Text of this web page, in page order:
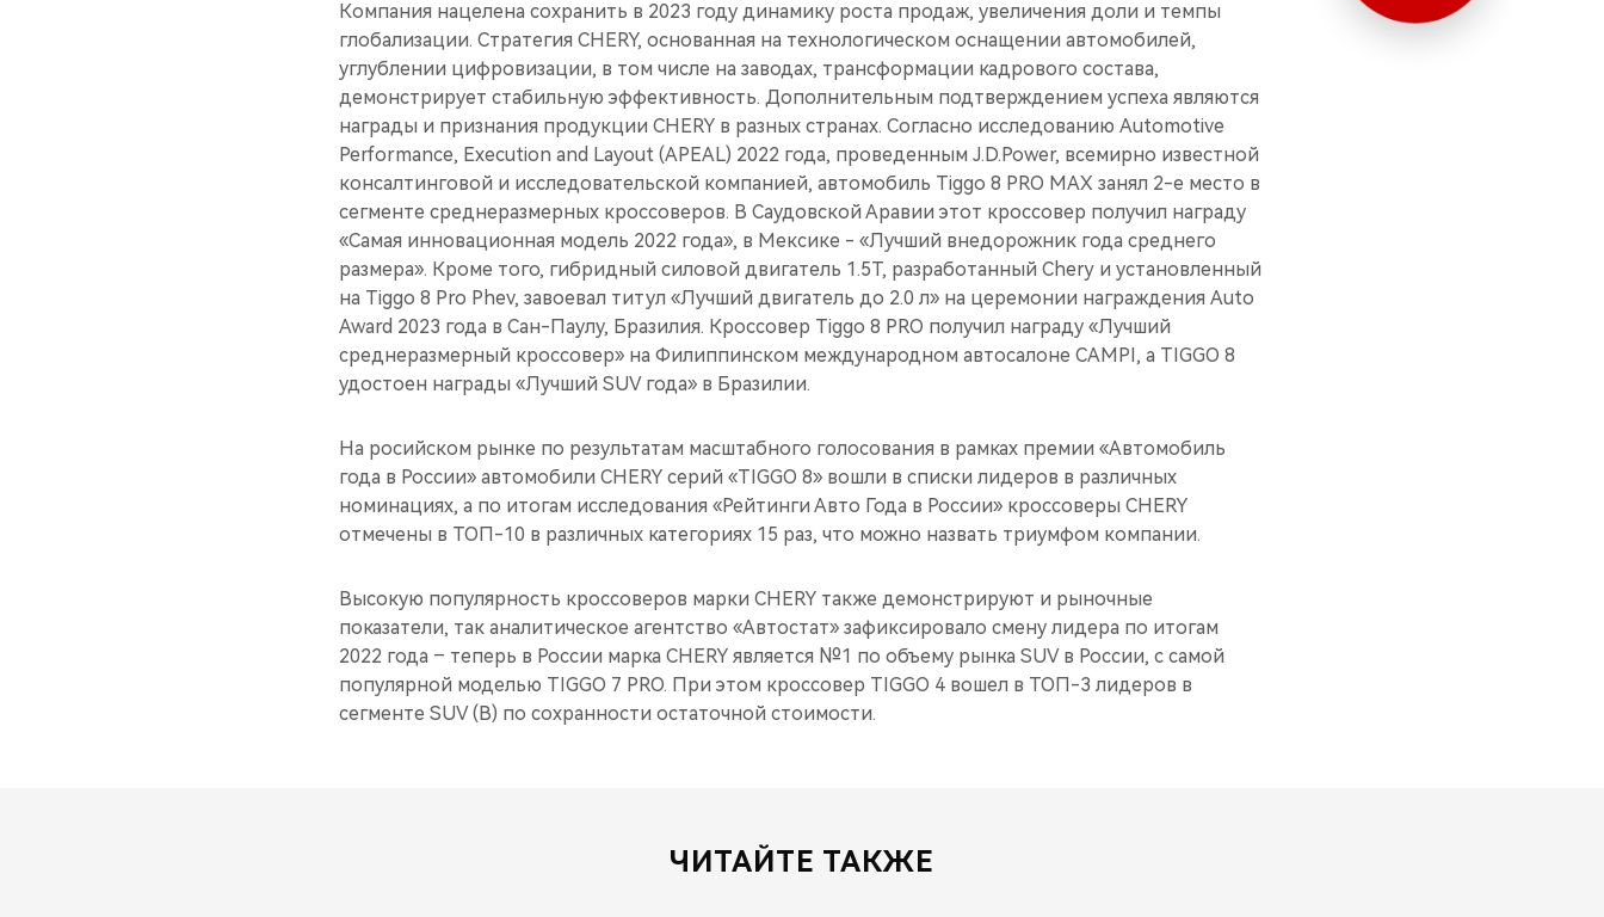
Компания нацелена сохранить в 2023 году динамику роста продаж, увеличения доли и темпы
глобализации. Стратегия CHERY, основанная на технологическом оснащении автомобилей,
углублении цифровизации, в том числе на заводах, трансформации кадрового состава,
демонстрирует стабильную эффективность. Дополнительным подтверждением успеха являются
награды и признания продукции CHERY в разных странах. Согласно исследованию Automotive
Performance, Execution and Layout (APEAL) 2022 года, проведенным J.D.Power, всемирно известной
консалтинговой и исследовательской компанией, автомобиль Tiggo 8 PRO MAX занял 2-е место в
сегменте среднеразмерных кроссоверов. В Саудовской Аравии этот кроссовер получил награду
«Самая инновационная модель 2022 года», в Мексике - «Лучший внедорожник года среднего
размера». Кроме того, гибридный силовой двигатель 1.5T, разработанный Chery и установленный
на Tiggo 8 Pro Phev, завоевал титул «Лучший двигатель до 2.0 л» на церемонии награждения Auto
Award 2023 года в Сан-Паулу, Бразилия. Кроссовер Tiggo 8 PRO получил награду «Лучший
среднеразмерный кроссовер» на Филиппинском международном автосалоне CAMPI, а TIGGO 8
удостоен награды «Лучший SUV года» в Бразилии.
На росийском рынке по результатам масштабного голосования в рамках премии «Автомобиль
года в России» автомобили CHERY серий «TIGGO 8» вошли в списки лидеров в различных
номинациях, а по итогам исследования «Рейтинги Авто Года в России» кроссоверы CHERY
отмечены в ТОП-10 в различных категориях 15 раз, что можно назвать триумфом компании.
Высокую популярность кроссоверов марки CHERY также демонстрируют и рыночные
показатели, так аналитическое агентство «Автостат» зафиксировало смену лидера по итогам
2022 года – теперь в России марка CHERY является №1 по объему рынка SUV в России, с самой
популярной моделью TIGGO 7 PRO. При этом кроссовер TIGGO 4 вошел в ТОП-3 лидеров в
сегменте SUV (B) по сохранности остаточной стоимости.
ЧИТАЙТЕ ТАКЖЕ